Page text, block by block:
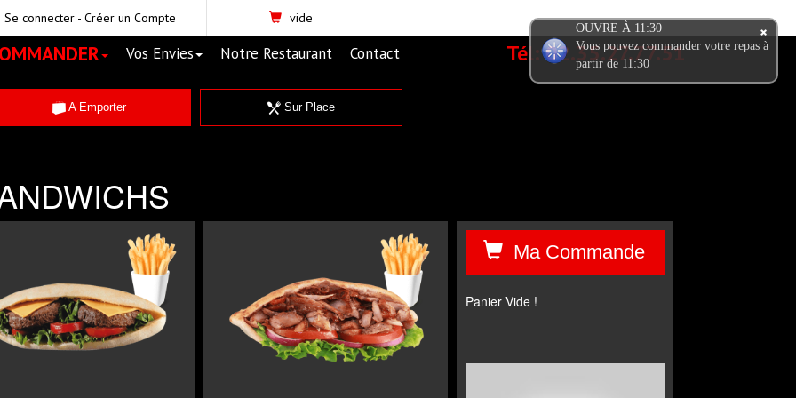
Se connecter- Créer un Compte vide
Tél:02.35.27.77.51
Vos Envies Notre Restaurant Contact
A Emporter Sur Place
Ma Commande
Panier Vide !
OUVRE À 11:30
Vous pouvez commander votre repas à
partir de 11:30